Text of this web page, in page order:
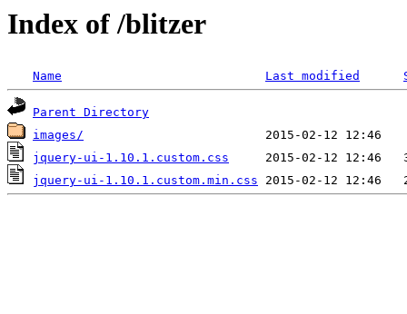
Index of /blitzer
Name Last modified
Parent Directory
images/
jquery-ui-1.10.1.custom.css
jquery-ui-1.10.1.custom.min.css